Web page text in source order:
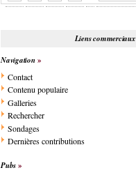
Liens commerciaux
Navigation
Contact
Contenu populaire
Galleries
Rechercher
Sondages
Dernières contributions
Pubs